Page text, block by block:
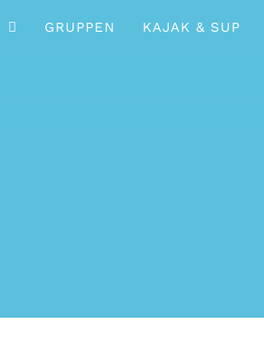
GRUPPEN KAJAK & SUP